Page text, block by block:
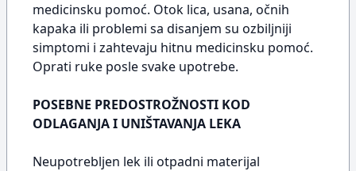
medicinsku pomoć. Otok lica, usana, očnih
kapaka ili problemi sa disanjem su ozbiljniji
simptomi i zahtevaju hitnu medicinsku pomoć.
Oprati ruke posle svake upotrebe.
POSEBNE PREDOSTROŽNOSTI KOD
ODLAGANJA I UNIŠTAVANJA LEKA
Neupotrebljen lek ili otpadni materijal